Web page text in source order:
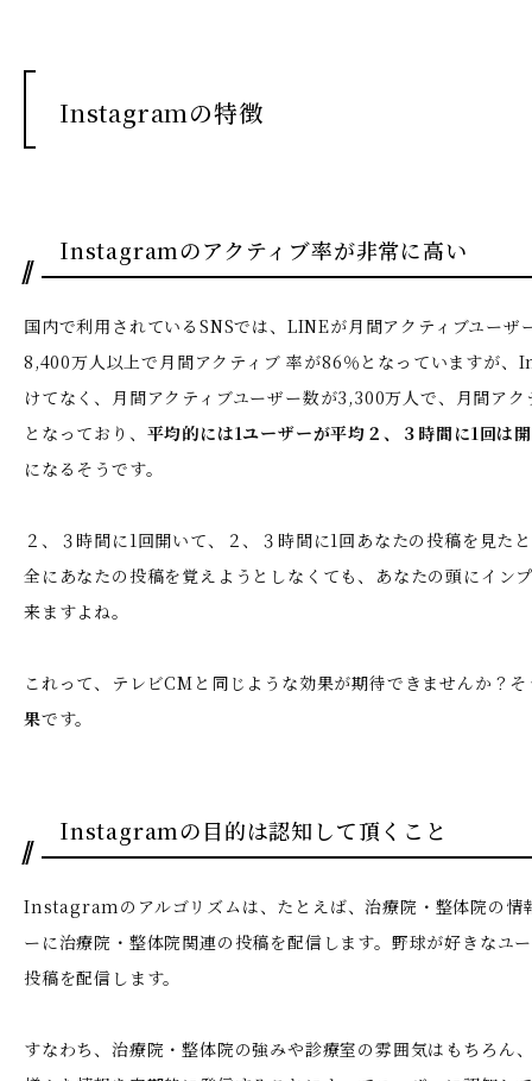
Instagramの特徴
Instagramのアクティブ率が非常に高い
国内で利用されているSNSでは、LINEが月間アクティブユーザ
8,400万人以上で月間アクティブ 率が86％となっていますが
けてなく、月間アクティブユーザー数が3,300万人で、月間ア
となっており、 平均的には1ユーザーが平均２、３時間に1回は
になるそうです。
２、３時間に1回開いて、２、３時間に1回あなたの投稿を見た
全にあなたの投稿を覚えようとしなくても、あなたの頭にイン
来ますよね。
これって、テレビCMと同じような効果が期待できませんか？
果です。
Instagramの目的は認知して頂くこと
Instagramのアルゴリズムは、たとえば、治療院・整体院の情
ーに治療院・整体院関連の投稿を配信します。野球が好きなユ
投稿を配信します。
すなわち、治療院・整体院の強みや診療室の雰囲気はもちろん